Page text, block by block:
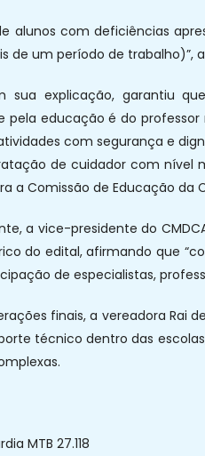
alunos com deficiências
de um período de trabalho)”,
sua explicação, garantiu
pela educação é do
com segurança e
de cuidador com nível
a Comissão de Educação da
a vice-presidente do
do edital, afirmando que
de especialistas,
finais, a vereadora Rai
técnico dentro das
MTB 27.118